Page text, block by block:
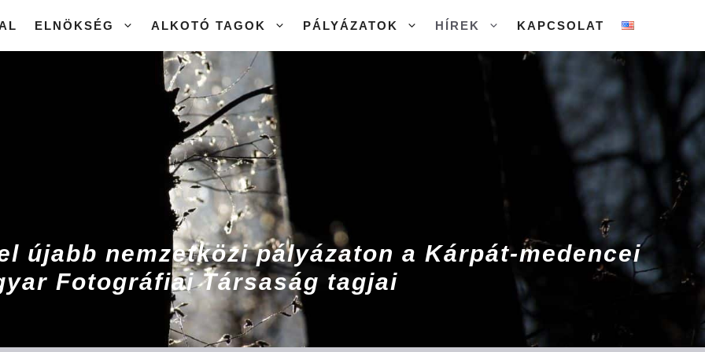
ELNÖKSÉG ALKOTÓ TAGOK PÁLYÁZATOK HÍREK KAPCSOLAT
újabb nemzetközi pályázaton a Kárpát-medencei
Fotográfiai Társaság tagjai